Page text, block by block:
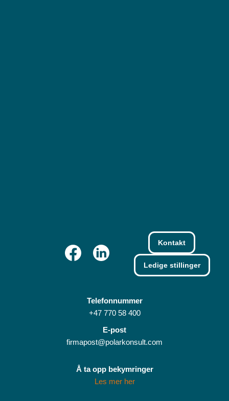
Kontakt
Ledige stillinger
Telefonnummer
+47 770 58 400
E-post
firmapost@polarkonsult.com
Å ta opp bekymringer
Les mer her